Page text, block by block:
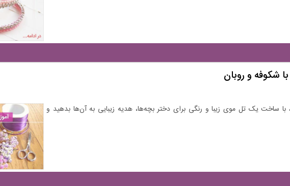
شکوفه و روبان
ساخت یک تل موی زیبا و رنگی برای دختر بچه‌ها، هدیه زیبایی به آن‌ها بدهید و